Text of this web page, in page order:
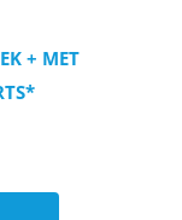
+ MET